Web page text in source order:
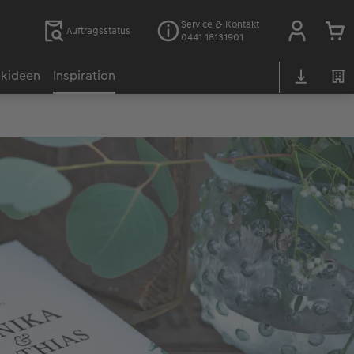
Auftragsstatus
Service & Kontakt
0441 18131901
Inspiration